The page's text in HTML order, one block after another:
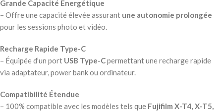
Grande Capacité Énergétique
– Offre une capacité élevée assurant une autonomie prolongée
pour les sessions photo et vidéo.
Recharge Rapide Type-C
– Équipée d’un port USB Type-Cpermettant une recharge rapide
via adaptateur, power bank ou ordinateur.
Compatibilité Étendue
– 100% compatible avec les modèles tels que Fujifilm X-T4, X-T5,